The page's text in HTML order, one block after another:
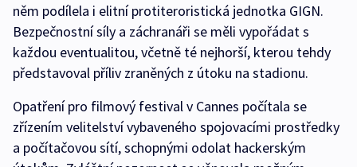
něm podílela i elitní protiteroristická jednotka GIGN.
Bezpečnostní síly a záchranáři se měli vypořádat s
každou eventualitou, včetně té nejhorší, kterou tehdy
představoval příliv zraněných z útoku na stadionu.
Opatření pro filmový festival v Cannes počítala se
zřízením velitelství vybaveného spojovacími prostředky
a počítačovou sítí, schopnými odolat hackerským